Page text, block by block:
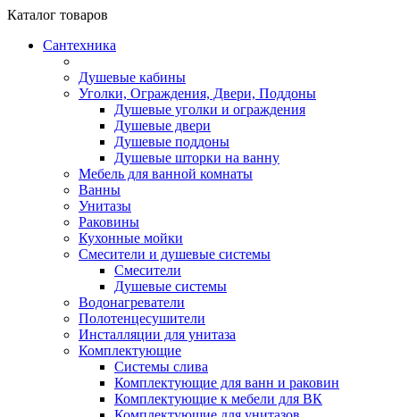
Каталог товаров
Сантехника
Душевые кабины
Уголки, Ограждения, Двери, Поддоны
Душевые уголки и ограждения
Душевые двери
Душевые поддоны
Душевые шторки на ванну
Мебель для ванной комнаты
Ванны
Унитазы
Раковины
Кухонные мойки
Смесители и душевые системы
Смесители
Душевые системы
Водонагреватели
Полотенцесушители
Инсталляции для унитаза
Комплектующие
Системы слива
Комплектующие для ванн и раковин
Комплектующие к мебели для ВК